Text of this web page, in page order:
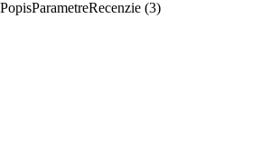
PopisParametreRecenzie (3)